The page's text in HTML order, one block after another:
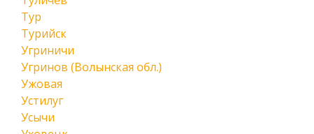
Тур
Турийск
Угриничи
Угринов (Волынская обл.)
Ужовая
Устилуг
Усычи